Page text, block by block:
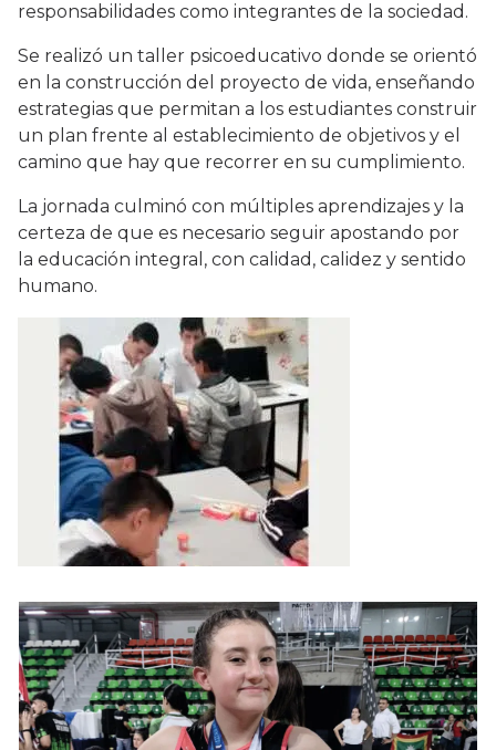
responsabilidades como integrantes de la sociedad.
Se realizó un taller psicoeducativo donde se orientó
en la construcción del proyecto de vida, enseñando
estrategias que permitan a los estudiantes construir
un plan frente al establecimiento de objetivos y el
camino que hay que recorrer en su cumplimiento.
La jornada culminó con múltiples aprendizajes y la
certeza de que es necesario seguir apostando por
la educación integral, con calidad, calidez y sentido
humano.